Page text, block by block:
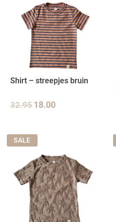
Shirt – streepjes bruin
32.95 18.00
SALE